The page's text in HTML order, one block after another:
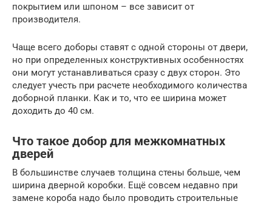
покрытием или шпоном – все зависит от
производителя.
Чаще всего доборы ставят с одной стороны от двери,
но при определенных конструктивных особенностях
они могут устанавливаться сразу с двух сторон. Это
следует учесть при расчете необходимого количества
доборной планки. Как и то, что ее ширина может
доходить до 40 см.
Что такое добор для межкомнатных
дверей
В большинстве случаев толщина стены больше, чем
ширина дверной коробки. Ещё совсем недавно при
замене короба надо было проводить строительные